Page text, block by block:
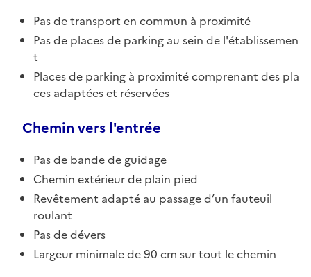
Pas de transport en commun à proximité
Pas de places de parking au sein de l'établissemen
t
Places de parking à proximité comprenant des pla
ces adaptées et réservées
Chemin vers l'entrée
Pas de bande de guidage
Chemin extérieur de plain pied
Revêtement adapté au passage d’un fauteuil
roulant
Pas de dévers
Largeur minimale de 90 cm sur tout le chemin